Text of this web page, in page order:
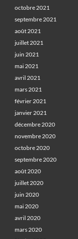
octobre 2021
septembre 2021
août 2021
juillet 2021
juin 2021
mai 2021
avril 2021
mars 2021
février 2021
janvier 2021
décembre 2020
novembre 2020
octobre 2020
septembre 2020
août 2020
juillet 2020
juin 2020
mai 2020
avril 2020
mars 2020